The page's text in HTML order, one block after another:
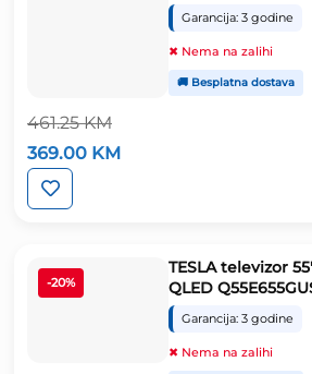
461.25KM
Izvorna
cijena
bila
je:
369.00 KM
Garancija: 3 godine
✖ Nema na zalihi
🚚 Besplatna dostava
-20%
TESLA televizor
QLED
Garancija: 3 godine
✖ Nema na zalihi